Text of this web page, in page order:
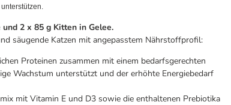
2 x 85 g Kitten in Gelee.
säugende Katzen mit angepasstem Nährstoffprofil:
Proteinen zusammen mit einem bedarfsgerechten
Wachstum unterstützt und der erhöhte Energiebedarf
mit Vitamin E und D3 sowie die enthaltenen Prebiotika